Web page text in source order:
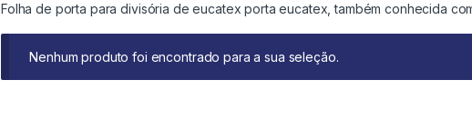
Folha de porta para divisória de eucatex porta eucatex, também conhecida
Nenhum produto foi encontrado para a sua seleção.